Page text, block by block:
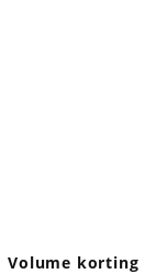
Volume korting